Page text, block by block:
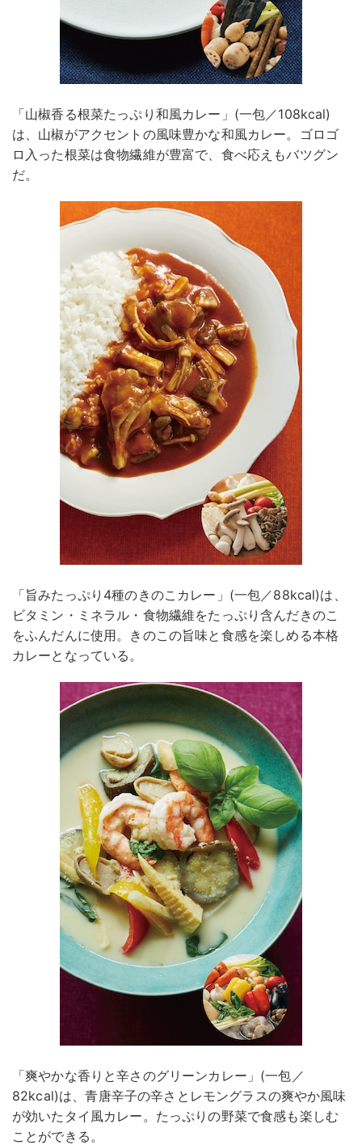
「山椒香る根菜たっぷり和風カレー」(一包／108kcal)
は、山椒がアクセントの風味豊かな和風カレー。ゴロゴ
ロ入った根菜は食物繊維が豊富で、食べ応えもバツグン
だ。
「旨みたっぷり4種のきのこカレー」(一包／88kcal)は、
ビタミン・ミネラル・食物繊維をたっぷり含んだきのこ
をふんだんに使用。きのこの旨味と食感を楽しめる本格
カレーとなっている。
「爽やかな香りと辛さのグリーンカレー」(一包／
82kcal)は、青唐辛子の辛さとレモングラスの爽やか風味
が効いたタイ風カレー。たっぷりの野菜で食感も楽しむ
ことができる。